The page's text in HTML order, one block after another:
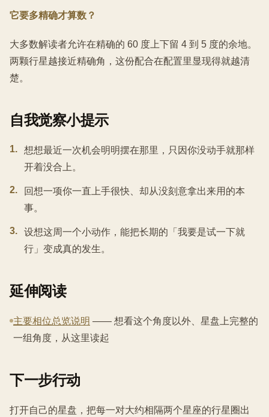
它要多精确才算数？
大多数解读者允许在精确的 60 度上下留 4 到 5 度的余地。
两颗行星越接近精确角，这份配合在配置里显现得就越清
楚。
自我觉察小提示
1.
想想最近一次机会明明摆在那里，只因你没动手就那样
开着没合上。
2.
回想一项你一直上手很快、却从没刻意拿出来用的本
事。
3.
设想这周一个小动作，能把长期的「我要是试一下就
行」变成真的发生。
延伸阅读
主要相位总览说明 —— 想看这个角度以外、星盘上完整的
一组角度，从这里读起
下一步行动
打开自己的星盘，把每一对大约相隔两个星座的行星圈出